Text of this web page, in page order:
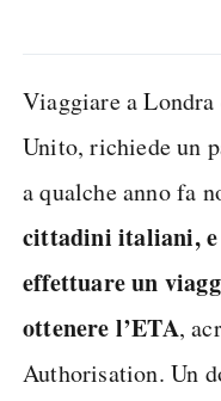
Viaggiare a
Unito, richiede un
a qualche anno fa
cittadini italiani, e
effettuare un
ottenere l’ETA,
Authorisation. Un